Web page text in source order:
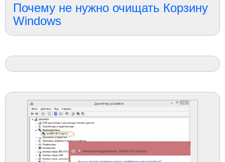
Почему не нужно очищать Корзину
Windows